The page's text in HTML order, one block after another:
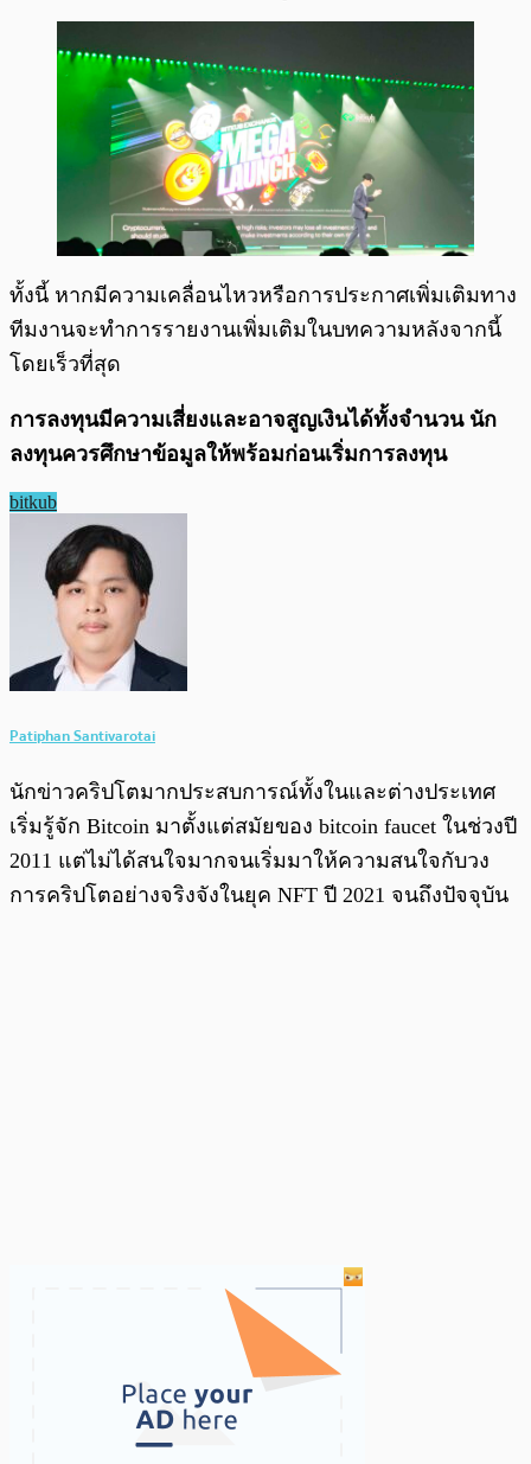
ทั้งนี้ หากมีความเคลื่อนไหวหรือการประกาศเพิ่มเติมทาง
ทีมงานจะทำการรายงานเพิ่มเติมในบทความหลังจากนี้
โดยเร็วที่สุด
การลงทุนมีความเสี่ยงและอาจสูญเงินได้ทั้งจำนวน นัก
ลงทุนควรศึกษาข้อมูลให้พร้อมก่อนเริ่มการลงทุน
bitkub
Patiphan Santivarotai
นักข่าวคริปโตมากประสบการณ์ทั้งในและต่างประเทศ
เริ่มรู้จัก Bitcoin มาตั้งแต่สมัยของ bitcoin faucet ในช่วงปี
2011 แต่ไม่ได้สนใจมากจนเริ่มมาให้ความสนใจกับวง
การคริปโตอย่างจริงจังในยุค NFT ปี 2021 จนถึงปัจจุบัน